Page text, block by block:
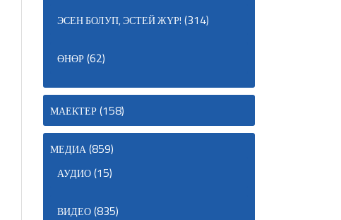
ЭСЕН БОЛУП, ЭСТЕЙ ЖҮР! (314)
ӨНӨР(62)
МАЕКТЕР(158)
МЕДИА(859)
АУДИО(15)
ВИДЕО(835)